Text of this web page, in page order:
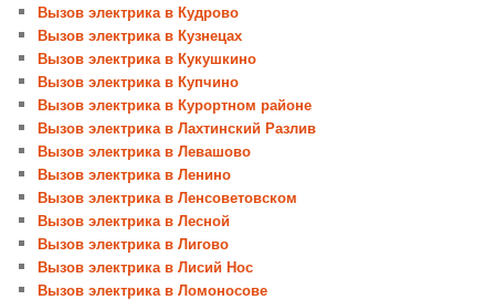
Вызов электрика в Кудрово
Вызов электрика в Кузнецах
Вызов электрика в Кукушкино
Вызов электрика в Купчино
Вызов электрика в Курортном районе
Вызов электрика в Лахтинский Разлив
Вызов электрика в Левашово
Вызов электрика в Ленино
Вызов электрика в Ленсоветовском
Вызов электрика в Лесной
Вызов электрика в Лигово
Вызов электрика в Лисий Нос
Вызов электрика в Ломоносове